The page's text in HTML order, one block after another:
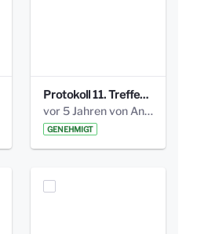
Protokoll 11. Treffen 20150901 AG Bismarckplatz.pdf
vor 5 Jahren von Anni Schlumberger
GENEHMIGT